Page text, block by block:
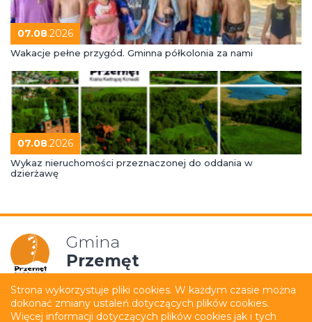
07.08.2026
Wakacje pełne przygód. Gminna półkolonia za nami
07.08.2026
Wykaz nieruchomości przeznaczonej do oddania w
dzierżawę
Gmina
Przemęt
Mapa strony Polityka prywatności
Strona wykorzystuje pliki cookies. W każdym czasie można
dokonać zmiany ustaleń dotyczących plików cookies.
Więcej informacji dotyczących plików cookies jak i tych